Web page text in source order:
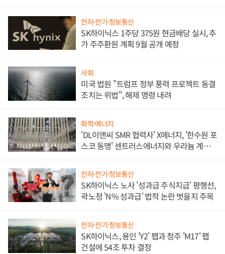
전자·전기·정보통신
SK하이닉스 1주당 375원 현금배당 실시, 추
가 주주환원 계획 9월 공개 예정
사회
미국 법원 "트럼프 정부 풍력 프로젝트 동결
조치는 위법", 해제 명령 내려
화학·에너지
'DL이앤씨 SMR 협력사' X에너지, '한수원 포
스코 동맹' 센트러스에너지와 우라늄 계약
전자·전기·정보통신
SK하이닉스 노사 '성과급 주식지급' 평행선,
곽노정 'N% 성과급' 법적 논란 벗을지 주목
전자·전기·정보통신
SK하이닉스, 용인 'Y2' 팹과 청주 'M17' 팹
건설에 54조 투자 결정